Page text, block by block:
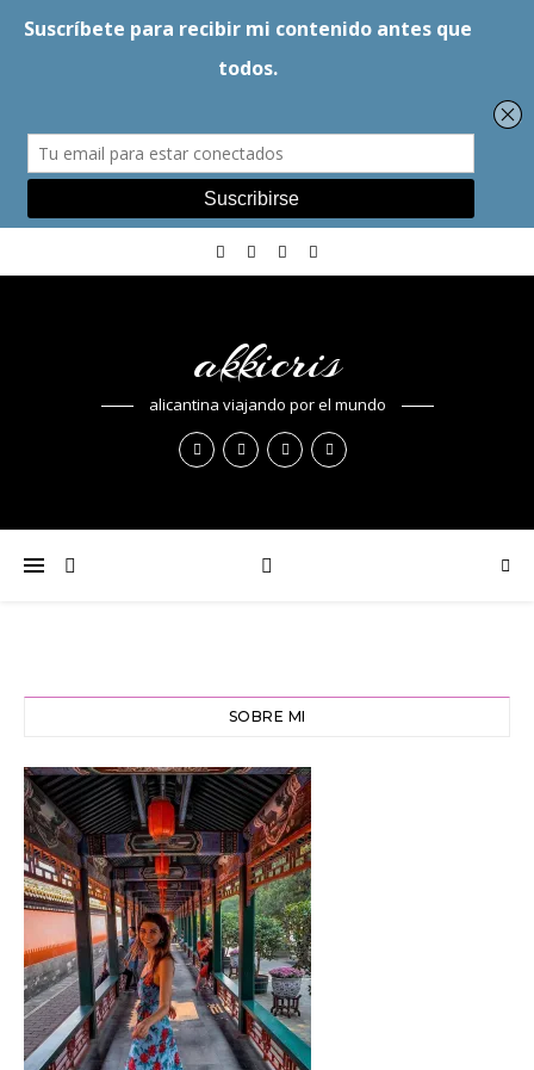
akkicris
alicantina viajando por el mundo
SOBRE MI